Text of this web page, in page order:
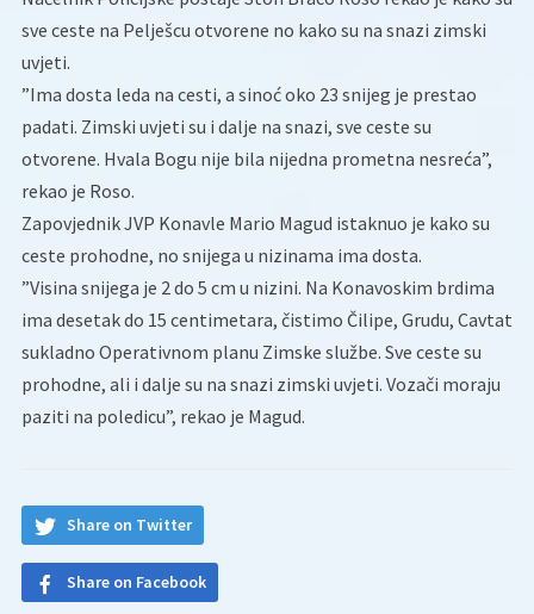
sve ceste na Pelješcu otvorene no kako su na snazi zimski
uvjeti.
”Ima dosta leda na cesti, a sinoć oko 23 snijeg je prestao
padati. Zimski uvjeti su i dalje na snazi, sve ceste su
otvorene. Hvala Bogu nije bila nijedna prometna nesreća”,
rekao je Roso.
Zapovjednik JVP Konavle Mario Magud istaknuo je kako su
ceste prohodne, no snijega u nizinama ima dosta.
”Visina snijega je 2 do 5 cm u nizini. Na Konavoskim brdima
ima desetak do 15 centimetara, čistimo Čilipe, Grudu, Cavtat
sukladno Operativnom planu Zimske službe. Sve ceste su
prohodne, ali i dalje su na snazi zimski uvjeti. Vozači moraju
paziti na poledicu”, rekao je Magud.
Share on Twitter
Share on Facebook